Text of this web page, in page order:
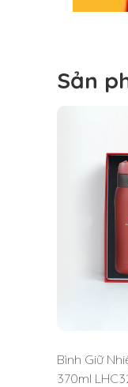
thực tế
Sản
Bình Giữ
370ml